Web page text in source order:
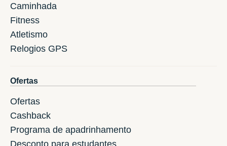
Caminhada
Fitness
Atletismo
Relogios GPS
Ofertas
Ofertas
Cashback
Programa de apadrinhamento
Desconto para estudantes